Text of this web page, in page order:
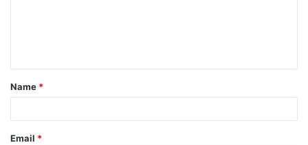
t
*
Name *
Email *